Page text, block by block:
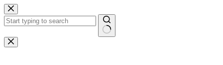
Zum
Inhalt
springen
Keine
Ergebnisse